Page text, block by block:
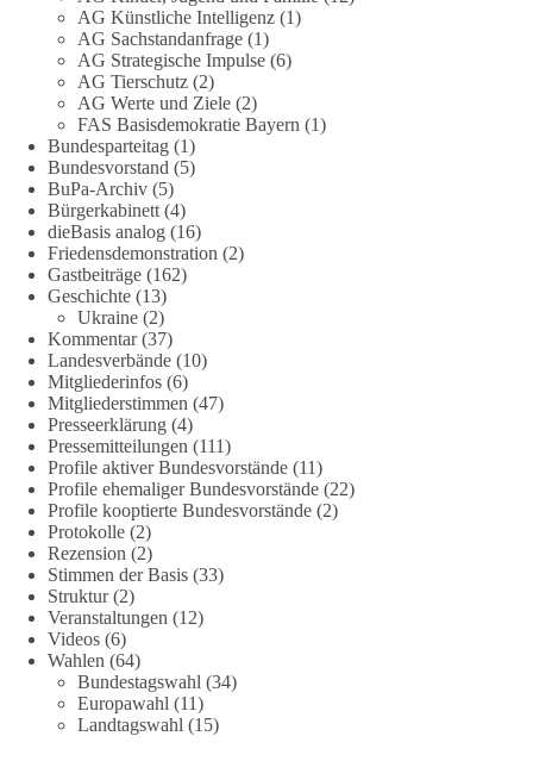
stromausfalle-der-bundesnetzagentur-zr-94423201.html?
utm_source=chatgpt.com
🟩🟩🟦🟦🟥🟥🟧🟧
Wieder ein Beispiel dafür, warum wir 1 Milliarde für freie
Medien fordern sollten: 👉 Jetzt Petition unterzeichnen
#dieBasis #Energie #Versorgungssicherheit
#Technologieoffen #Resilienz
158 26 69
DieBasis
2 Tage(n) zuvor
🌍 Migration darf niemals zum politischen Druckmittel
werden.
Die Ereignisse in Ceuta zeigen, wie schnell Menschen
zwischen geopolitische Interessen geraten können.
Unabhängig davon, welche politischen oder diplomatischen
Ursachen diese Krise im Einzelnen hatte, eines wird deutlich:
Wenn Migration als Druckmittel eingesetzt oder von
Schleusernetzwerken ausgenutzt werden kann, verlieren am
Ende immer die Menschen.
🟩🟩🟦🟦🟥🟥🟧🟧
AG Künstliche Intelligenz (1)
AG Sachstandanfrage (1)
AG Strategische Impulse (6)
AG Tierschutz (2)
AG Werte und Ziele (2)
FAS Basisdemokratie Bayern (1)
Bundesparteitag (1)
Bundesvorstand (5)
BuPa-Archiv (5)
Bürgerkabinett (4)
dieBasis analog (16)
Friedensdemonstration (2)
Gastbeiträge (162)
Geschichte (13)
Ukraine (2)
Kommentar(37)
Landesverbände (10)
Mitgliederinfos (6)
Mitgliederstimmen (47)
Presseerklärung (4)
Pressemitteilungen (111)
Profile aktiver Bundesvorstände (11)
Profile ehemaliger Bundesvorstände (22)
Profile kooptierte Bundesvorstände (2)
Protokolle (2)
Rezension (2)
Stimmen der Basis (33)
Struktur(2)
Veranstaltungen (12)
Videos (6)
Wahlen (64)
Bundestagswahl (34)
Europawahl (11)
Landtagswahl (15)